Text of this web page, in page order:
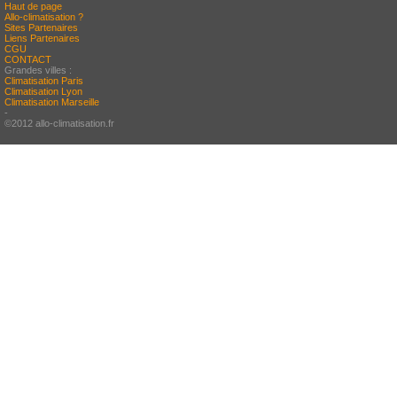
Haut de page
Allo-climatisation ?
Sites Partenaires
Liens Partenaires
CGU
CONTACT
Grandes villes :
Climatisation Paris
Climatisation Lyon
Climatisation Marseille
-
©2012 allo-climatisation.fr